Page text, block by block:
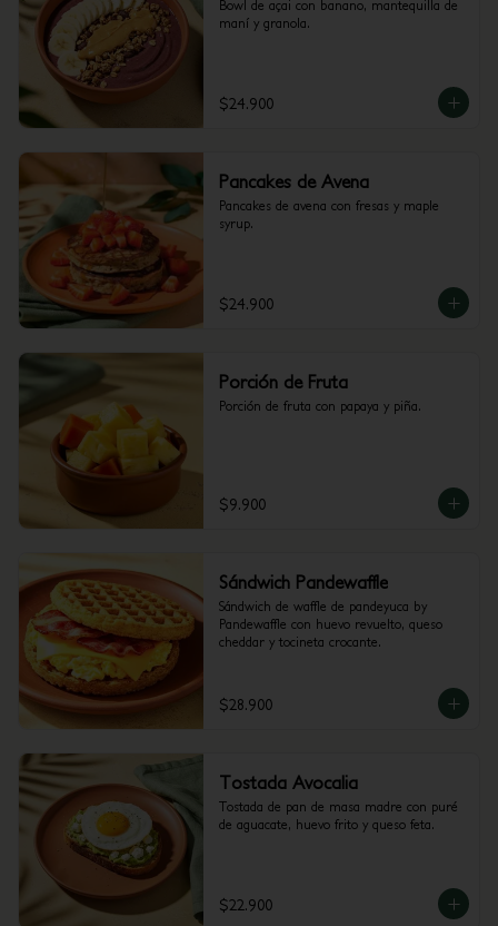
Bowl de açai con banano, mantequilla de
maní y granola.
$24.900
Pancakes de Avena
Pancakes de avena con fresas y maple
syrup.
$24.900
Porción de Fruta
Porción de fruta con papaya y piña.
$9.900
Sándwich Pandewaffle
Sándwich de waffle de pandeyuca by
Pandewaffle con huevo revuelto, queso
cheddar y tocineta crocante.
$28.900
Tostada Avocalia
Tostada de pan de masa madre con puré
de aguacate, huevo frito y queso feta.
$22.900